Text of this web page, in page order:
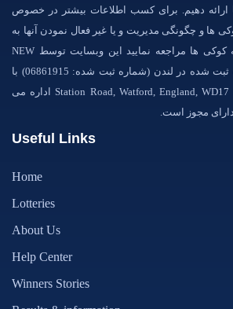
ارائه دهیم. برای کسب اطلاعات بیشتر در خصوص
ها و چگونگی مدیریت و یا غیر فعال نمودن آنها به
قسمت قوانین مربوط به کوکی ها مراجعه نمایید این وبسایت توسط NEW
LOTTO LTD، یک شرکت ثبت شده در لندن (شماره ثبت شده: 06861915) با
دفتر ثبت نام در 14 Station Road, Watford, England, WD17 1EG اداره می
Useful Links
Home
Lotteries
About Us
Help Center
Winners Stories